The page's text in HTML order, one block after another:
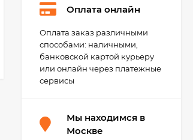
Оплата онлайн
Оплата заказ различными
способами: наличными,
банковской картой курьеру
или онлайн через платежные
сервисы
Мы находимся в
Москве
Eco Моющее
средство 1 л.
3 450
3 400 ₽
фиброволокна для
уборки эпоксидной
300